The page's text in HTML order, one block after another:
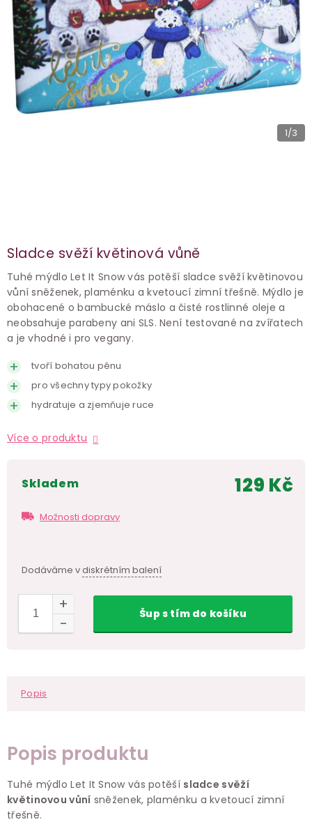
1/3
Sladce svěží květinová vůně
Tuhé mýdlo Let It Snow vás potěší sladce svěží květinovou
vůní sněženek, plaménku a kvetoucí zimní třešně. Mýdlo je
obohacené o bambucké máslo a čisté rostlinné oleje a
neobsahuje parabeny ani SLS. Není testované na zvířatech
a je vhodné i pro vegany.
tvoří bohatou pěnu
pro všechny typy pokožky
hydratuje a zjemňuje ruce
Více o produktu
skladem
Možnosti dopravy
Dodáváme vdiskrétním balení
129 Kč
Šups tímdo košíku
Popis
Popis produktu
Tuhé mýdlo Let It Snow vás potěší sladce svěží
květinovou vůní sněženek, plaménku a kvetoucí zimní
třešně.